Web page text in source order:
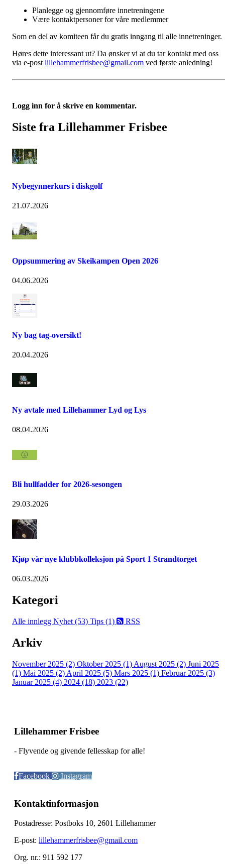
Planlegge og gjennomføre innetreningene
Være kontaktpersoner for våre medlemmer
Som en del av komiteen får du gratis inngang til alle innetreninger.
Høres dette interessant ut? Da ønsker vi at du tar kontakt med oss
via e-post lillehammerfrisbee@gmail.com ved første anledning!
Logg inn for å skrive en kommentar.
Siste fra Lillehammer Frisbee
Nybegynnerkurs i diskgolf
21.07.2026
Oppsummering av Skeikampen Open 2026
04.06.2026
Ny bag tag-oversikt!
20.04.2026
Ny avtale med Lillehammer Lyd og Lys
08.04.2026
Bli hullfadder for 2026-sesongen
29.03.2026
Kjøp vår nye klubbkolleksjon på Sport 1 Strandtorget
06.03.2026
Kategori
Alle innlegg Nyhet (53) Tips (1) RSS
Arkiv
November 2025 (2) Oktober 2025 (1) August 2025 (2) Juni 2025
(1) Mai 2025 (2) April 2025 (5) Mars 2025 (1) Februar 2025 (3)
Januar 2025 (4) 2024 (18) 2023 (22)
Lillehammer Frisbee
- Flyvende og givende fellesskap for alle!
Facebook Instagram
Kontaktinformasjon
Postadresse: Postboks 10, 2601 Lillehammer
E-post: lillehammerfrisbee@gmail.com
Org. nr.: 911 592 177